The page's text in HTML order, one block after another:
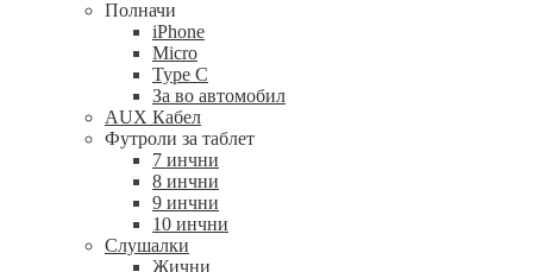
Полначи
iPhone
Micro
Type C
За во автомобил
AUX Кабел
Футроли за таблет
7 инчни
8 инчни
9 инчни
10 инчни
Слушалки
Жични